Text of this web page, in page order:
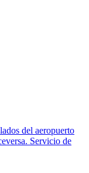
del aeropuerto
Servicio de